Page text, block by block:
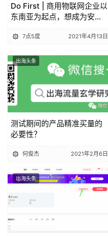
Do First | 商用物联网企业以
东南亚为起点，想成为安卓
7点5度 2021年4月13日
出海头条
测试期间的产品精准买量的
必要性？
何俊杰 2021年2月6日
出海头条